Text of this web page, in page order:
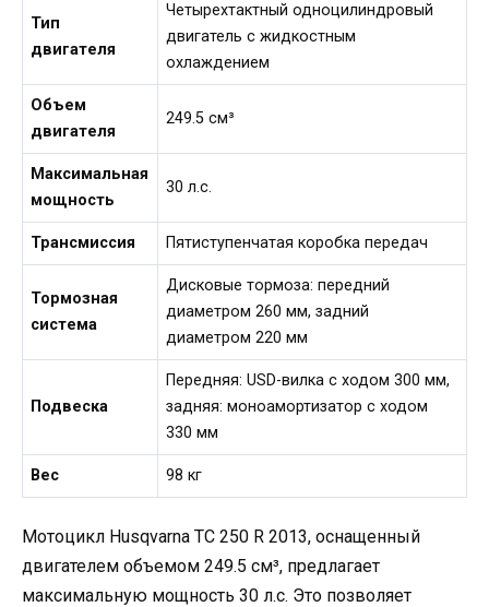
Тип
двигателя
Четырехтактный одноцилиндровый
двигатель с жидкостным
охлаждением
Объем
двигателя
249.5 см³
Максимальная
мощность
30 л.с.
Трансмиссия Пятиступенчатая коробка передач
Тормозная
система
Дисковые тормоза: передний
диаметром 260 мм, задний
диаметром 220 мм
Подвеска
Передняя: USD-вилка с ходом 300 мм,
задняя: моноамортизатор с ходом
330 мм
Вес 98 кг
Мотоцикл Husqvarna TC 250 R 2013, оснащенный
двигателем объемом 249.5 см³, предлагает
максимальную мощность 30 л.с. Это позволяет